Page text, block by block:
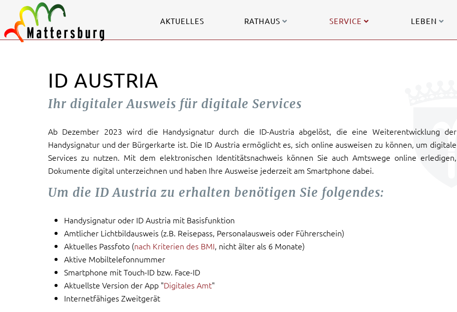
AKTUELLES RATHAUS SERVICE LEBEN
ID AUSTRIA
Ihr digitaler Ausweis für digitale Services
Ab Dezember 2023 wird die Handysignatur durch die ID-Austria abgelöst, die eine Weiterentwicklung der
Handysignatur und der Bürgerkarte ist. Die ID Austria ermöglicht es, sich online ausweisen zu können, um digitale
Services zu nutzen. Mit dem elektronischen Identitätsnachweis können Sie auch Amtswege online erledigen,
Dokumente digital unterzeichnen und haben Ihre Ausweise jederzeit am Smartphone dabei.
Um die ID Austria zu erhalten benötigen Sie folgendes:
Handysignatur oder ID Austria mit Basisfunktion
Amtlicher Lichtbildausweis (z.B. Reisepass, Personalausweis oder Führerschein)
Aktuelles Passfoto (nach Kriterien des BMI, nicht älter als 6 Monate)
Aktive Mobiltelefonnummer
Smartphone mit Touch-ID bzw. Face-ID
Aktuellste Version der App "Digitales Amt"
Internetfähiges Zweitgerät